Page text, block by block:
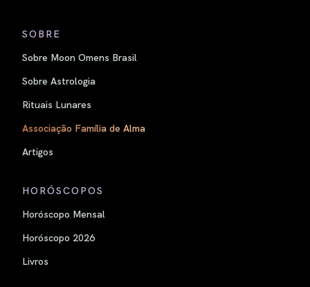
SOBRE
Sobre Moon Omens Brasil
Sobre Astrologia
Rituais Lunares
Associação Família de Alma
Artigos
HORÓSCOPOS
Horóscopo Mensal
Horóscopo 2026
Livros